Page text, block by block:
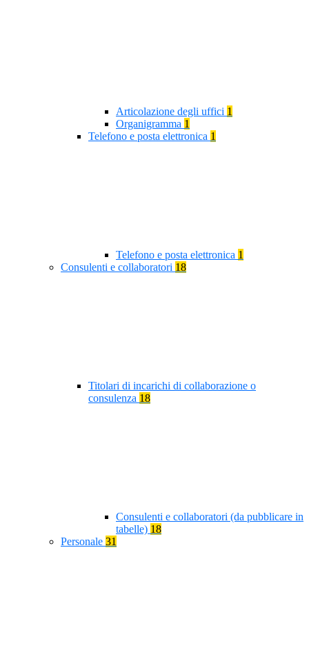
Articolazione degli uffici 1
Organigramma 1
Telefono e posta elettronica 1
Telefono e posta elettronica 1
Consulenti e collaboratori 18
Titolari di incarichi di collaborazione o
consulenza 18
Consulenti e collaboratori (da pubblicare in
tabelle) 18
Personale 31